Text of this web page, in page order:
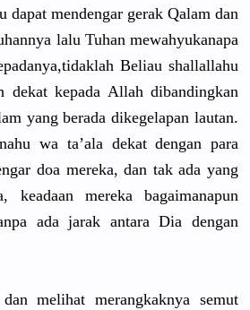
dapat mendengar gerak Qalam dan
lalu Tuhan mewahyukanapa
tidaklah Beliau shallallahu
dekat kepada Allah dibandingkan
am yang berada dikegelapan lautan.
wa ta’ala dekat dengan para
doa mereka, dan tak ada yang
keadaan mereka bagaimanapun
ada jarak antara Dia dengan
melihat merangkaknya semut